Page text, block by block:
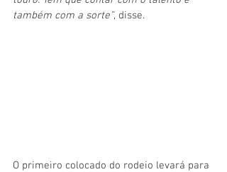
também com a sorte”, disse.
O primeiro colocado do rodeio levará para